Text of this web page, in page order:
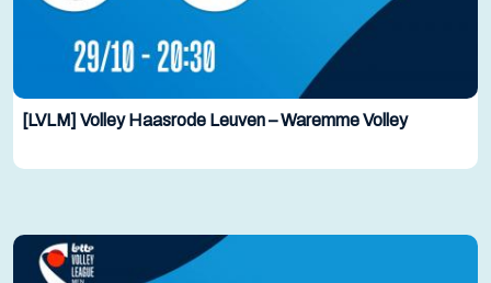
[LVLM] Volley Haasrode Leuven – Waremme Volley